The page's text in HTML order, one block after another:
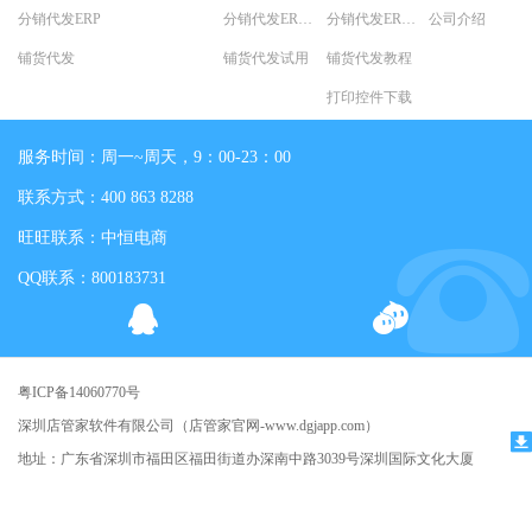
分销代发ERP
铺货代发
分销代发ERP试用
铺货代发试用
分销代发ERP教程
铺货代发教程
打印控件下载
公司介绍
服务时间：周一~周天，9：00-23：00
联系方式：400 863 8288
旺旺联系：中恒电商
QQ联系：800183731
粤ICP备14060770号
深圳店管家软件有限公司（店管家官网-www.dgjapp.com）
地址：广东省深圳市福田区福田街道办深南中路3039号深圳国际文化大厦